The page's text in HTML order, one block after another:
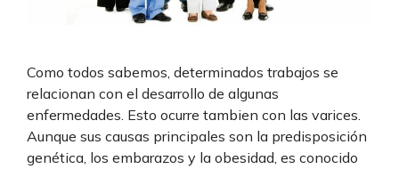
Como todos sabemos, determinados trabajos se
relacionan con el desarrollo de algunas
enfermedades. Esto ocurre tambien con las varices.
Aunque sus causas principales son la predisposición
genética, los embarazos y la obesidad, es conocido